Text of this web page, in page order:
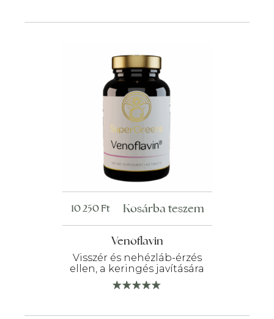
Venoflavin
Visszér és nehézláb-érzés
ellen, a keringés javítására
10 250Ft Kosárba teszem